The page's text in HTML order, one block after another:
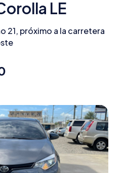
LE
21, próximo a la carretera